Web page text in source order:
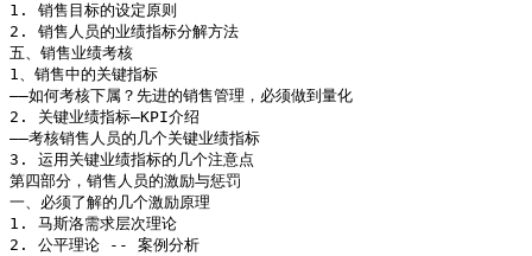
1. 销售目标的设定原则
2. 销售人员的业绩指标分解方法
五、销售业绩考核
1、销售中的关键指标
――如何考核下属？先进的销售管理，必须做到量化
2. 关键业绩指标―KPI介绍
――考核销售人员的几个关键业绩指标
3. 运用关键业绩指标的几个注意点
第四部分，销售人员的激励与惩罚
一、必须了解的几个激励原理
1. 马斯洛需求层次理论
2. 公平理论 -- 案例分析